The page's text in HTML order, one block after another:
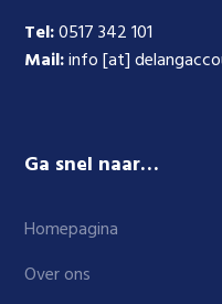
Tel:0517 342 101
Mail:info [at]
Ga snel naar…
Homepagina
Over ons